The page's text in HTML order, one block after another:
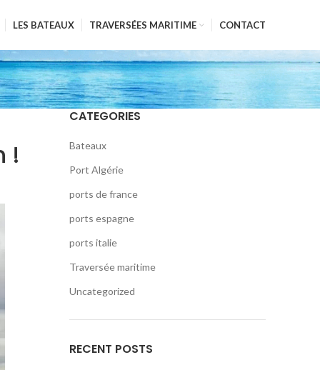
LES BATEAUX TRAVERSÉES MARITIME CONTACT
!
CATEGORIES
Bateaux
Port Algérie
ports de france
ports espagne
ports italie
Traversée maritime
Uncategorized
RECENT POSTS